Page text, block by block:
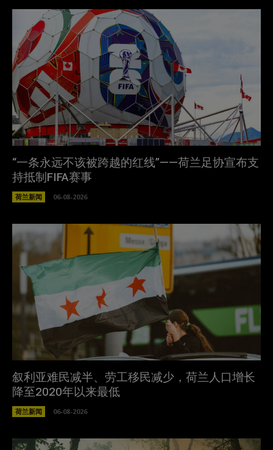
“一条永远不该被跨越的红线”——荷兰足协宣布支
持抵制FIFA赛事
荷兰新闻 06-08-2026
叙利亚难民减半、劳工移民减少，荷兰人口增长
降至2020年以来最低
荷兰新闻 06-08-2026